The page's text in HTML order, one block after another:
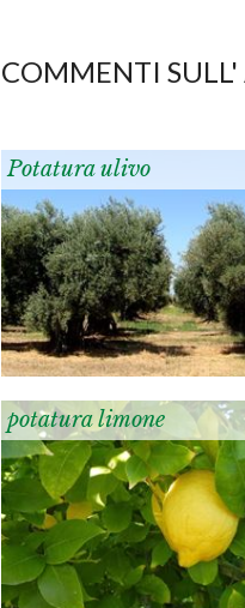
COMMENTI SULL'
Potatura ulivo
potatura limone